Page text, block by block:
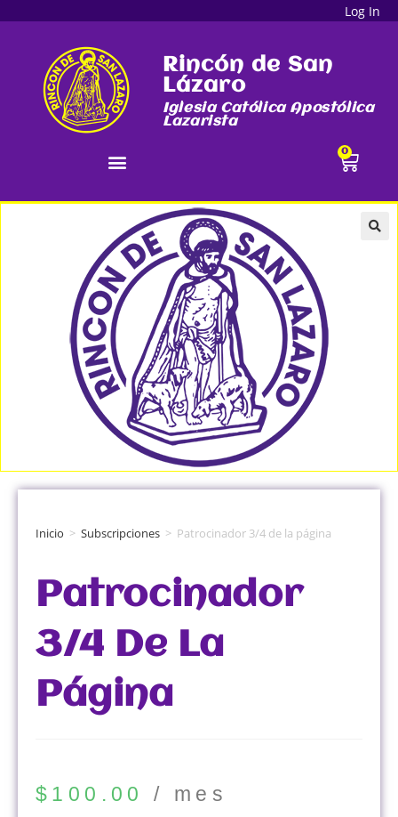
Log In
Rincón de San
Lázaro
Iglesia Católica Apostólica
Lazarista
0
Inicio > Subscripciones > Patrocinador 3/4 de la página
Patrocinador
3/4 De La
Página
$ 100.00 / mes